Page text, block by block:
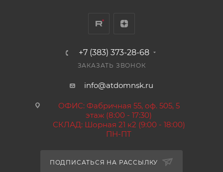
+7 (383) 373-28-68
ЗАКАЗАТЬ ЗВОНОК
info@atdomnsk.ru
ОФИС: Фабричная 55, оф. 505, 5
этаж (8:00 - 17:30)
СКЛАД: Шорная 21 к2 (9:00 - 18:00)
ПН-ПТ
ПОДПИСАТЬСЯ НА РАССЫЛКУ